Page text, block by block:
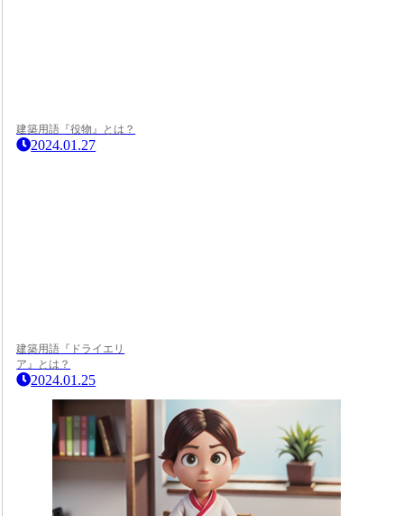
建築用語『役物』とは？
2024.01.27
建築用語『ドライエリ
ア』とは？
2024.01.25